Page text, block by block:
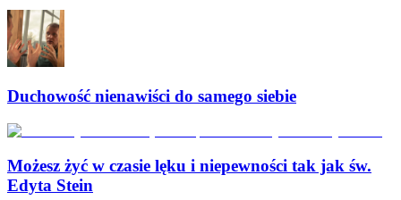
Duchowość nienawiści do samego siebie
Możesz żyć w czasie lęku i niepewności tak jak św.
Edyta Stein